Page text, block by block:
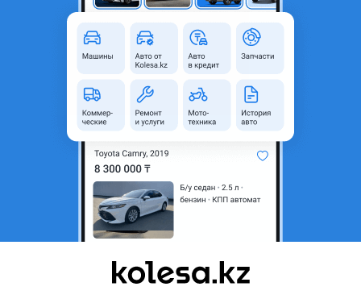
Алматы, Алматинская
область
Б/y
Код запчасти
14411VX102
Комментарий продавца
Продам турбину в отличном состоянии на дизельный
двигатель ZD30 объемом 3.0 литра для автомобилей Nissan
Caravan кузов E25. Доставлена из Японии. Актуальные
цены уточняйте по телефону